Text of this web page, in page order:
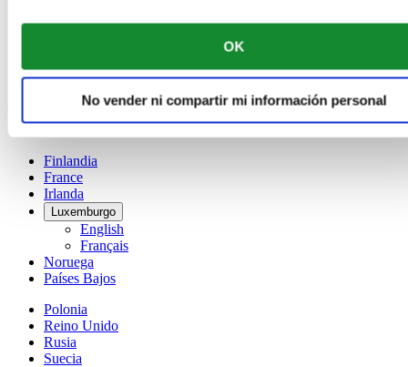
OK
No vender ni compartir mi información personal
Dutch
English
简体中文
Finlandia
France
Irlanda
Luxemburgo
English
Français
Noruega
Países Bajos
Polonia
Reino Unido
Rusia
Suecia